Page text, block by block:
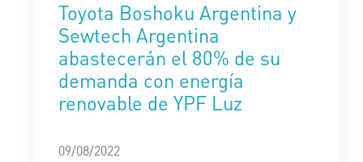
Toyota Boshoku Argentina y
Sewtech Argentina
abastecerán el 80% de su
demanda con energía
renovable de YPF Luz
09/08/2022